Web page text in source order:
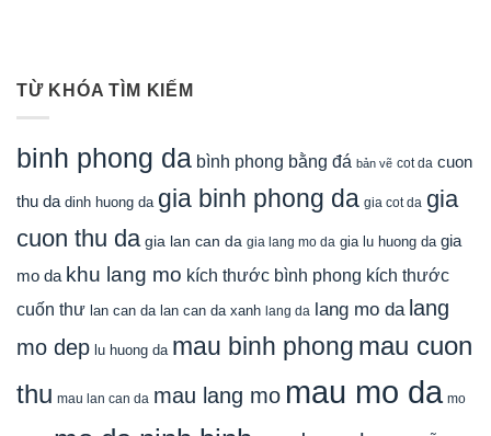
TỪ KHÓA TÌM KIẾM
binh phong da bình phong bằng đá bản vẽ cot da cuon
thu da dinh huong da gia binh phong da gia cot da gia
cuon thu da gia lan can da gia lang mo da gia lu huong da gia
mo da khu lang mo kích thước bình phong kích thước
cuốn thư lan can da lan can da xanh lang da lang mo da lang
mo dep lu huong da mau binh phong mau cuon
thu mau lan can da mau lang mo mau mo da mo